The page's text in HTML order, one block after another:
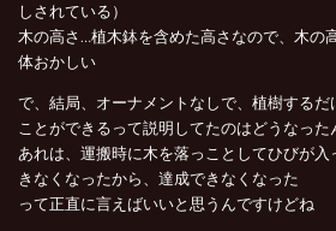
しされている）
木の高さ…植木鉢を含めた高さなので、木の
体おかしい
で、結局、オーナメントなしで、植樹する
ことができるって説明してたのはどうなった
あれは、運搬時に木を落っことしてひびが
きなくなったから、達成できなくなった
って正直に言えばいいと思うんですけどね